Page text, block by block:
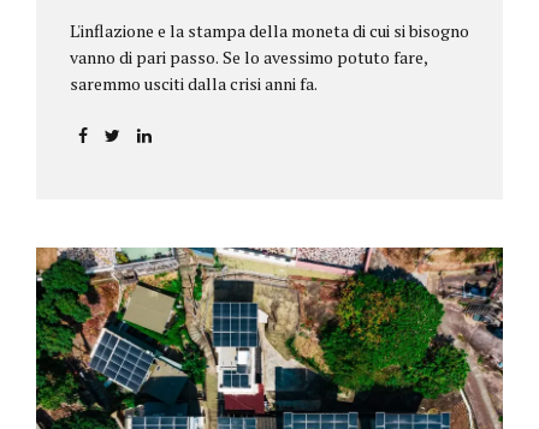
L'inflazione e la stampa della moneta di cui si bisogno
vanno di pari passo. Se lo avessimo potuto fare,
saremmo usciti dalla crisi anni fa.